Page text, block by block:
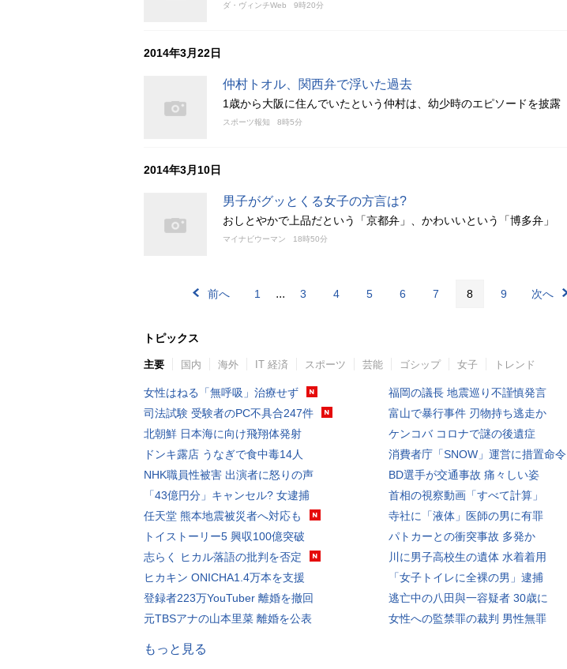
ダ・ヴィンチWeb 9時20分
2014年3月22日
仲村トオル、関西弁で浮いた過去
1歳から大阪に住んでいたという仲村は、幼少時のエピソードを披露
スポーツ報知 8時5分
2014年3月10日
男子がグッとくる女子の方言は?
おしとやかで上品だという「京都弁」、かわいいという「博多弁」
マイナビウーマン 18時50分
前へ 1 ... 3 4 5 6 7 8 9 次へ
トピックス
主要 国内 海外 IT 経済 スポーツ 芸能 ゴシップ 女子 トレンド
女性はねる「無呼吸」治療せず
司法試験 受験者のPC不具合247件
北朝鮮 日本海に向け飛翔体発射
ドンキ露店 うなぎで食中毒14人
NHK職員性被害 出演者に怒りの声
「43億円分」キャンセル? 女逮捕
任天堂 熊本地震被災者へ対応も
トイストーリー5 興収100億突破
志らく ヒカル落語の批判を否定
ヒカキン ONICHA1.4万本を支援
登録者223万YouTuber 離婚を撤回
元TBSアナの山本里菜 離婚を公表
福岡の議長 地震巡り不謹慎発言
富山で暴行事件 刃物持ち逃走か
ケンコバ コロナで謎の後遺症
消費者庁「SNOW」運営に措置命令
BD選手が交通事故 痛々しい姿
首相の視察動画「すべて計算」
寺社に「液体」医師の男に有罪
パトカーとの衝突事故 多発か
川に男子高校生の遺体 水着着用
「女子トイレに全裸の男」逮捕
逃亡中の八田與一容疑者 30歳に
女性への監禁罪の裁判 男性無罪
もっと見る